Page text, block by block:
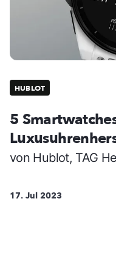
HUBLOT
5
von Hublot, TAG
17. Jul 2023